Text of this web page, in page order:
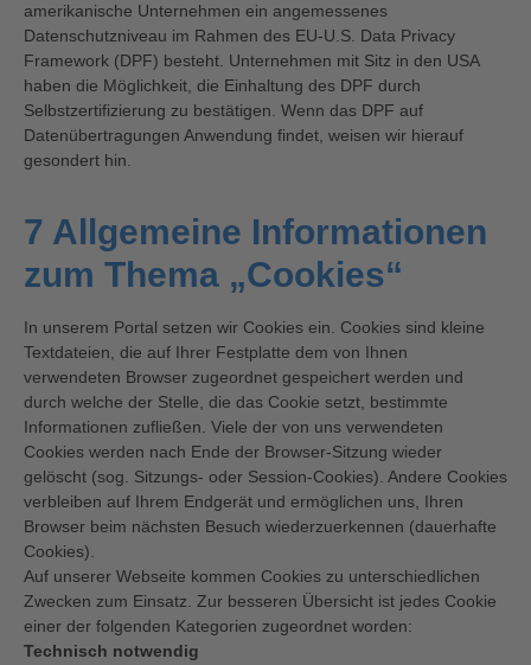
amerikanische Unternehmen ein angemessenes
Datenschutzniveau im Rahmen des EU-U.S. Data Privacy
Framework (DPF) besteht. Unternehmen mit Sitz in den USA
haben die Möglichkeit, die Einhaltung des DPF durch
Selbstzertifizierung zu bestätigen. Wenn das DPF auf
Datenübertragungen Anwendung findet, weisen wir hierauf
gesondert hin.
7 Allgemeine Informationen
zum Thema „Cookies“
In unserem Portal setzen wir Cookies ein. Cookies sind kleine
Textdateien, die auf Ihrer Festplatte dem von Ihnen
verwendeten Browser zugeordnet gespeichert werden und
durch welche der Stelle, die das Cookie setzt, bestimmte
Informationen zufließen. Viele der von uns verwendeten
Cookies werden nach Ende der Browser-Sitzung wieder
gelöscht (sog. Sitzungs- oder Session-Cookies). Andere Cookies
verbleiben auf Ihrem Endgerät und ermöglichen uns, Ihren
Browser beim nächsten Besuch wiederzuerkennen (dauerhafte
Cookies).
Auf unserer Webseite kommen Cookies zu unterschiedlichen
Zwecken zum Einsatz. Zur besseren Übersicht ist jedes Cookie
einer der folgenden Kategorien zugeordnet worden:
Technisch notwendig